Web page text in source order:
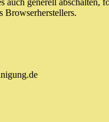
Browserherstellers.